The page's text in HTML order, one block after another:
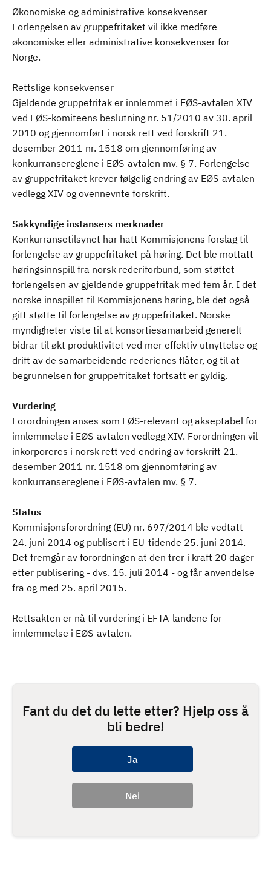
Økonomiske og administrative konsekvenser
Forlengelsen av gruppefritaket vil ikke medføre
økonomiske eller administrative konsekvenser for
Norge.
Rettslige konsekvenser
Gjeldende gruppefritak er innlemmet i EØS-avtalen XIV
ved EØS-komiteens beslutning nr. 51/2010 av 30. april
2010 og gjennomført i norsk rett ved forskrift 21.
desember 2011 nr. 1518 om gjennomføring av
konkurransereglene i EØS-avtalen mv. § 7. Forlengelse
av gruppefritaket krever følgelig endring av EØS-avtalen
vedlegg XIV og ovennevnte forskrift.
Sakkyndige instansers merknader
Konkurransetilsynet har hatt Kommisjonens forslag til
forlengelse av gruppefritaket på høring. Det ble mottatt
høringsinnspill fra norsk rederiforbund, som støttet
forlengelsen av gjeldende gruppefritak med fem år. I det
norske innspillet til Kommisjonens høring, ble det også
gitt støtte til forlengelse av gruppefritaket. Norske
myndigheter viste til at konsortiesamarbeid generelt
bidrar til økt produktivitet ved mer effektiv utnyttelse og
drift av de samarbeidende rederienes flåter, og til at
begrunnelsen for gruppefritaket fortsatt er gyldig.
Vurdering
Forordningen anses som EØS-relevant og akseptabel for
innlemmelse i EØS-avtalen vedlegg XIV. Forordningen vil
inkorporeres i norsk rett ved endring av forskrift 21.
desember 2011 nr. 1518 om gjennomføring av
konkurransereglene i EØS-avtalen mv. § 7.
Status
Kommisjonsforordning (EU) nr. 697/2014 ble vedtatt
24. juni 2014 og publisert i EU-tidende 25. juni 2014.
Det fremgår av forordningen at den trer i kraft 20 dager
etter publisering - dvs. 15. juli 2014 - og får anvendelse
fra og med 25. april 2015.
Rettsakten er nå til vurdering i EFTA-landene for
innlemmelse i EØS-avtalen.
Fant du det du lette etter? Hjelp oss å
bli bedre!